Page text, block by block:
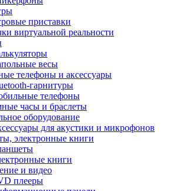
приставки
виртуальной реальности
весы
телефоны и аксессуары
гарнитуры
телефоны
часы и браслеты
оборудование
для акустики и микрофонов
электронные книги
книги
и видео
плееры